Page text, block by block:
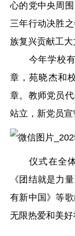
心的党中央周
三年行动决胜
族复兴贡献工大
今年学校有8
章，苑晓杰和
章。教师党员
站立，新党员宣
仪式在全体
《团结就是力
有新中国》等
无限热爱和美好